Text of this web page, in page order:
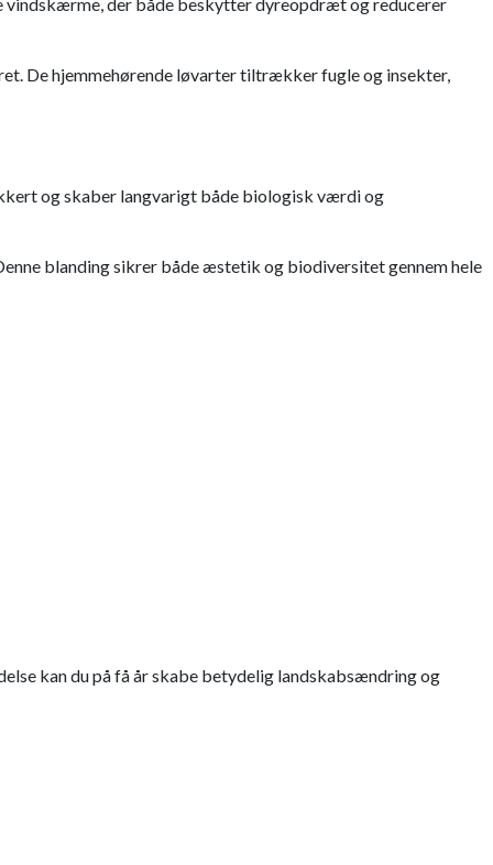
De hjemmehørende løvarter tiltrækker fugle og insekter,
og skaber langvarigt både biologisk værdi og
blanding sikrer både æstetik og biodiversitet gennem hele
kan du på få år skabe betydelig landskabsændring og